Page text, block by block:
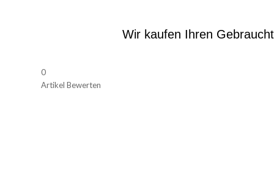
Wir kaufen Ihren
0
Artikel Bewerten